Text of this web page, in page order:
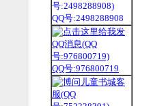
QQ号:2498288908
QQ号:976800719